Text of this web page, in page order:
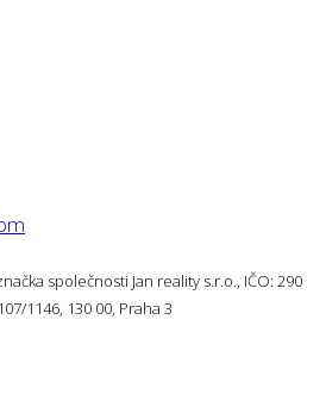
společnosti Jan reality s.r.o., IČO: 290
1146, 130 00, Praha 3